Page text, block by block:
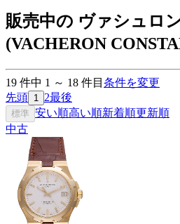
販売中の ヴァシュロ
(VACHERON
19 件中 1 ～ 18 件目 条件を変更
先頭 1 2最後
標準 安い順高い順新着順更新順
中古